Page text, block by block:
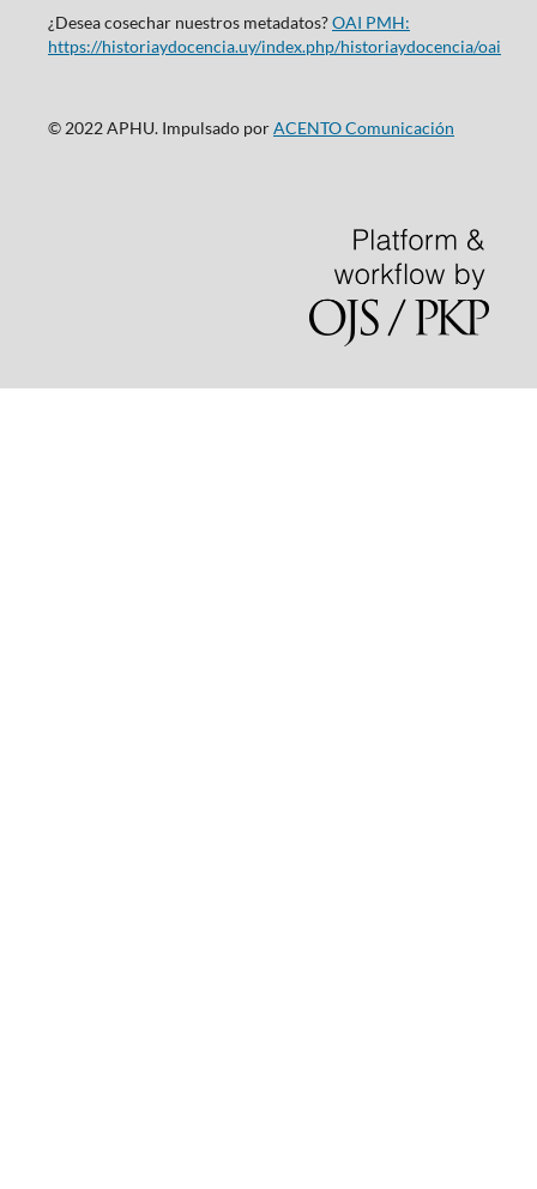
¿Desea cosechar nuestros metadatos?OAI PMH:
https://historiaydocencia.uy/index.php/historiaydocencia/oai
© 2022 APHU. Impulsado porACENTO Comunicación